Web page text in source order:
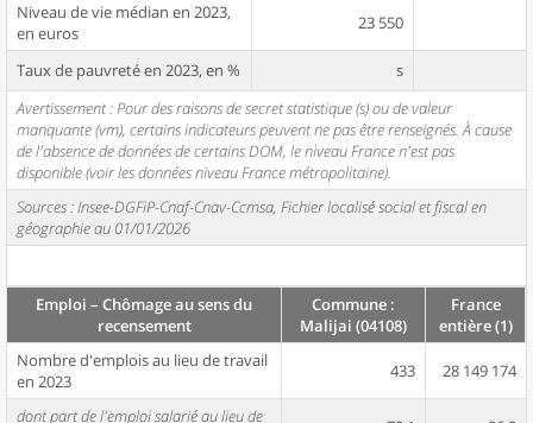
Niveau de vie médian en 2023,
en euros
23 550
Taux de pauvreté en 2023, en %
s
Avertissement : Pour des raisons de secret statistique (s) ou de valeur
manquante (vm), certains indicateurs peuvent ne pas être renseignés. À cause
de l'absence de données de certains DOM, le niveau France n'est pas
disponible (voir les données niveau France métropolitaine).
Sources : Insee-DGFiP-Cnaf-Cnav-Ccmsa, Fichier localisé social et fiscal en
géographie au 01/01/2026
Emploi – Chômage au sens du
recensement
Commune :
Malijai (04108)
France
entière (1)
Nombre d'emplois au lieu de travail
en 2023
433 28 149 174
dont part de l'emploi salarié au lieu de